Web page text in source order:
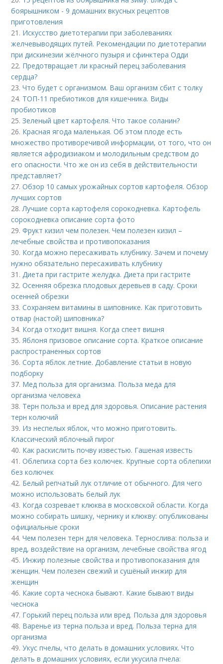
боярышником - 9 домашних вкусных рецептов
приготовления
21. Искусство диетотерапии при заболеваниях
желчевыводящих путей. Рекомендации по диетотерапии
при дискинезии жёлчного пузыря и сфинктера Одди
22. Предотвращает ли красный перец заболевания
сердца?
23.Что будет с организмом. Ваш организм сбит с толку
24. ТОП-11 пребиотиков для кишечника. Виды
пробиотиков
25.Зеленый цвет картофеля. Что такое соланин?
26. Красная ягода маленькая. Об этом плоде есть
множество противоречивой информации, от того, что он
является афродизиаком и молодильным средством до
его опасности. Что же он из себя в действительности
представляет?
27.Обзор 10 самых урожайных сортов картофеля. Обзор
лучших сортов
28.Лучшие сорта картофеля сорокодневка. Картофель
сорокодневка описание сорта фото
29.Фрукт кизил чем полезен. Чем полезен кизил –
лечебные свойства и противопоказания
30. Когда можно пересаживать клубнику. Зачем и почему
нужно обязательно пересаживать клубнику
31.Диета при гастрите желудка. Диета при гастрите
32.Осенняя обрезка плодовых деревьев в саду. Сроки
осенней обрезки
33.Сохраняем витамины в шиповнике. Как приготовить
отвар (настой) шиповника?
34. Когда отходит вишня. Когда спеет вишня
35.Яблоня призовое описание сорта. Краткое описание
распространенных сортов
36.Сорта яблок летние. Добавление статьи в новую
подборку
37. Мед польза для организма. Польза меда для
организма человека
38. Терн польза и вред для здоровья. Описание растения
терн колючий
39. Из неспелых яблок, что можно приготовить.
Классический яблочный пирог
40. Как раскислить почву известью. Гашеная известь
41.Облепиха сорта без колючек. Крупные сорта облепихи
без колючек
42. Белый репчатый лук отличие от обычного. Для чего
можно использовать белый лук
43. Когда созревает клюква в московской области. Когда
можно собирать шишку, чернику и клюкву: опубликованы
официальные сроки
44.Чем полезен терн для человека. Тернослива: польза и
вред, воздействие на организм, лечебные свойства ягод
45. Инжир полезные свойства и противопоказания для
женщин. Чем полезен свежий и сушёный инжир для
женщин
46. Какие сорта чеснока бывают. Какие бывают виды
чеснока
47. Горький перец польза или вред. Польза для здоровья
48. Варенье из терна польза и вред. Польза терна для
организма
49.Укус пчелы, что делать в домашних условиях. Что
делать в домашних условиях, если укусила пчела: